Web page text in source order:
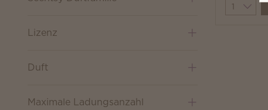
Lizenz
Duft
Maximale Ladungsanzahl
Quantity